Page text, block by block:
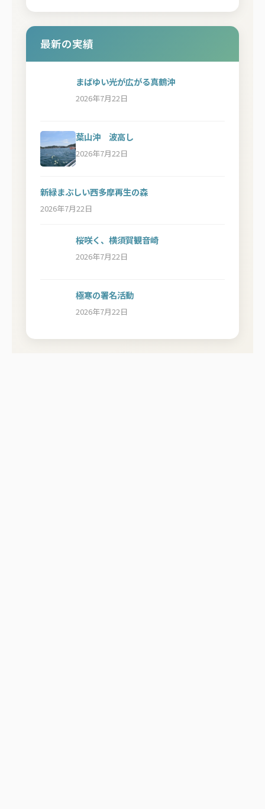
最新の実績
まばゆい光が広がる真鶴沖
2026年7月22日
葉山沖 波高し
2026年7月22日
新緑まぶしい西多摩再生の森
2026年7月22日
桜咲く、横須賀観音崎
2026年7月22日
極寒の署名活動
2026年7月22日